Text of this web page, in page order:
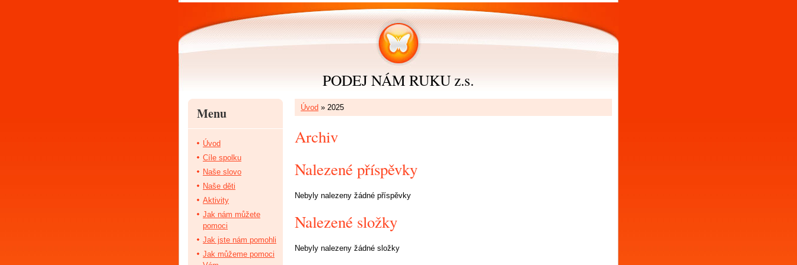
PODEJ NÁM RUKU z.s.
Úvod » 2025
Archiv
Nalezené příspěvky
Nebyly nalezeny žádné příspěvky
Nalezené složky
Nebyly nalezeny žádné složky
Menu
Úvod
Cíle spolku
Naše slovo
Naše děti
Aktivity
Jak nám můžete
pomoci
Jak jste nám pomohli
Jak můžeme pomoci